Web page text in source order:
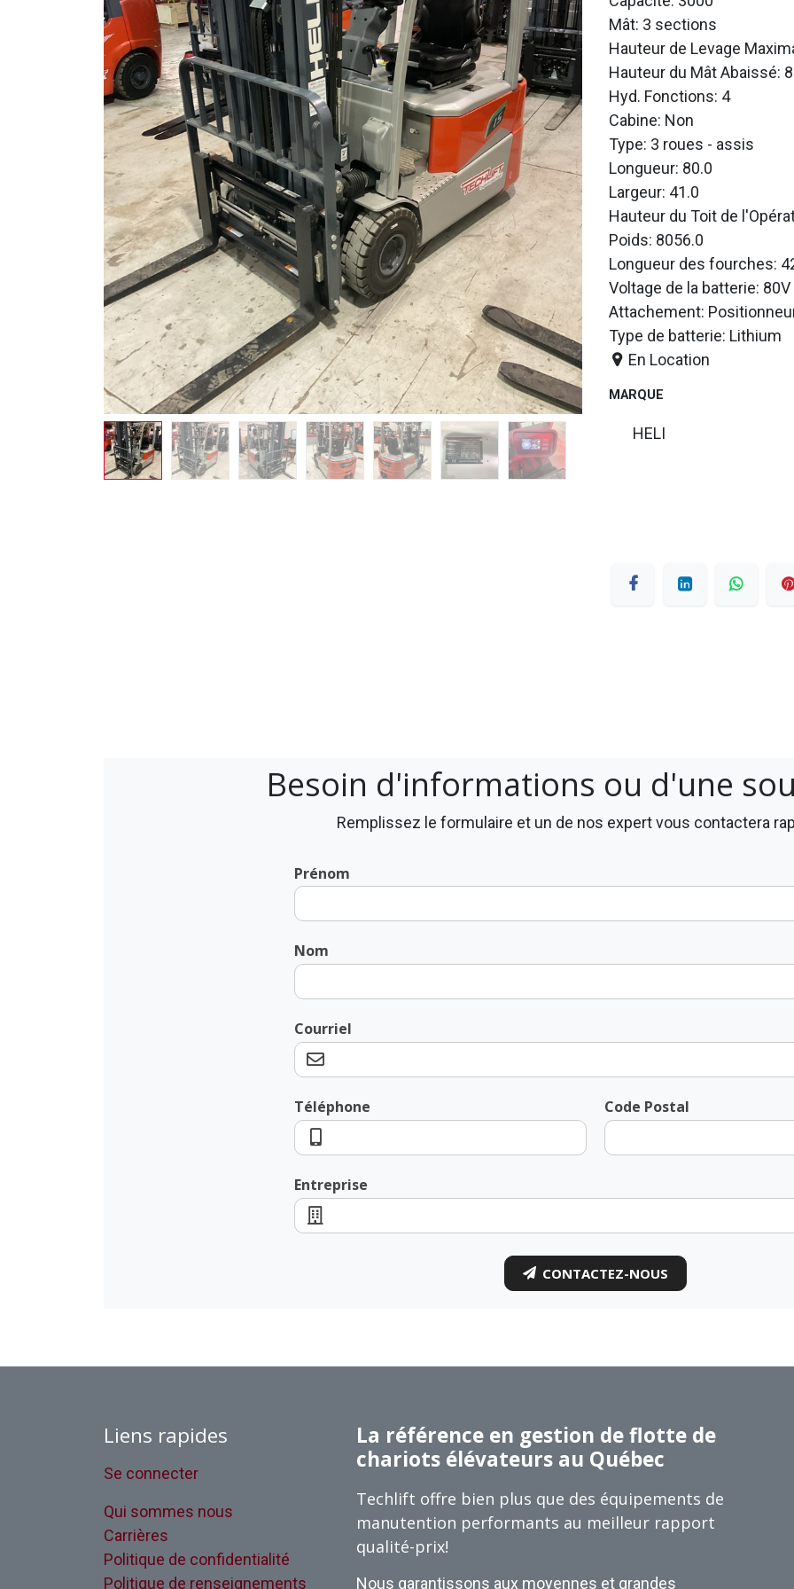
Mât: 3 sections
Hauteur de Levage
Hauteur du Mât Abaissé:
Hyd. Fonctions: 4
Cabine: Non
Type: 3 roues - assis
Longueur: 80.0
Largeur: 41.0
Hauteur du Toit de
Poids: 8056.0
Longueur des fourches:
Voltage de la batterie: 80V
Attachement:
Type de batterie: Lithium
En Location
MARQUE
HELI
Besoin d'informations ou d'une
Remplissez le formulaire et un de nos expert vous contactera
Prénom
Nom
Courriel
Téléphone Code Postal
Entreprise
CONTACTEZ-NOUS
Liens rapides
Se connecter
Qui sommes nous
Carrières
Politique de confidentialité
Politique de renseignements
La référence en gestion de flotte de
chariots élévateurs au Québec
Techlift offre bien plus que des équipements de
manutention performants au meilleur rapport
qualité-prix!
Nous garantissons aux moyennes et grandes